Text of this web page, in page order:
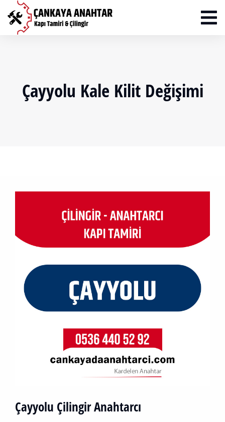
Çayyolu Kale Kilit Değişimi
Çayyolu Çilingir Anahtarcı